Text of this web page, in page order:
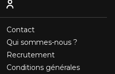
Contact
Qui sommes-nous ?
Recrutement
Conditions générales